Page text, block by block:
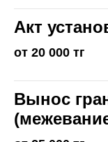
Акт
от 20 000 тг
Вынос